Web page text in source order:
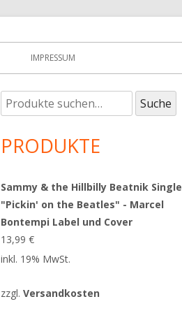
IMPRESSUM
Haupt-
Seitenleiste
Suche
nach:
Suche
PRODUKTE
Sammy & the Hillbilly Beatnik Single
"Pickin' on the Beatles" - Marcel
Bontempi Label und Cover
13,99€
inkl. 19% MwSt.
zzgl.Versandkosten